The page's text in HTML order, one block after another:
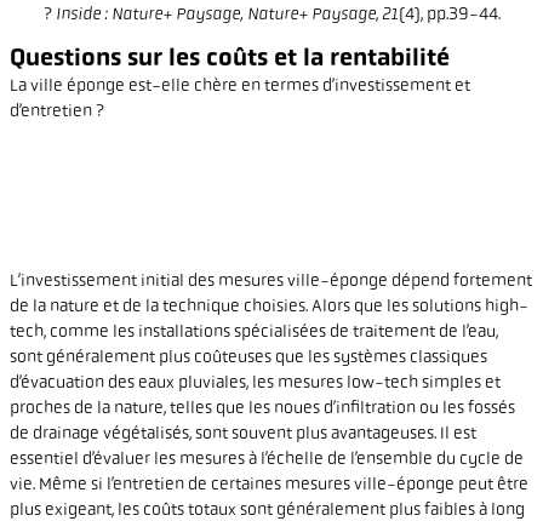
? Inside : Nature+ Paysage, Nature+ Paysage, 21(4), pp.39-44.
Questions sur les coûts et la rentabilité
La ville éponge est-elle chère en termes d’investissement et
d’entretien ?
L’investissement initial des mesures ville-éponge dépend fortement
de la nature et de la technique choisies. Alors que les solutions high-
tech, comme les installations spécialisées de traitement de l’eau,
sont généralement plus coûteuses que les systèmes classiques
d’évacuation des eaux pluviales, les mesures low-tech simples et
proches de la nature, telles que les noues d’infiltration ou les fossés
de drainage végétalisés, sont souvent plus avantageuses. Il est
essentiel d’évaluer les mesures à l’échelle de l’ensemble du cycle de
vie. Même si l’entretien de certaines mesures ville-éponge peut être
plus exigeant, les coûts totaux sont généralement plus faibles à long